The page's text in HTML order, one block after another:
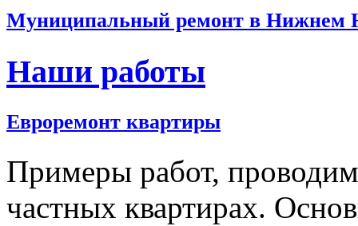
Муниципальный ремонт в Нижнем
Наши работы
Евроремонт квартиры
Примеры работ,
частных квартирах.